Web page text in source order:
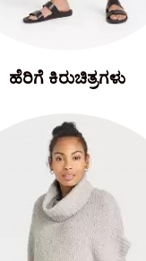
ಹೆರಿಗೆ ಕಿರುಚಿತ್ರಗಳು